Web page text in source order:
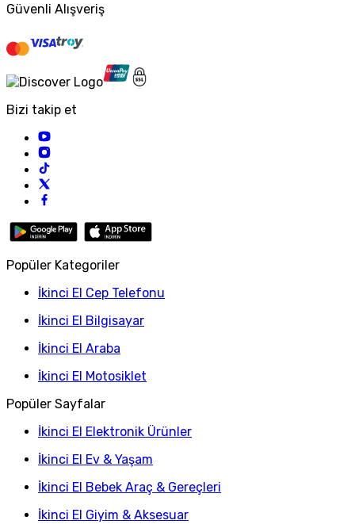
Güvenli Alışveriş
Bizi takip et
Popüler Kategoriler
İkinci El Cep Telefonu
İkinci El Bilgisayar
İkinci El Araba
İkinci El Motosiklet
Popüler Sayfalar
İkinci El Elektronik Ürünler
İkinci El Ev & Yaşam
İkinci El Bebek Araç & Gereçleri
İkinci El Giyim & Aksesuar